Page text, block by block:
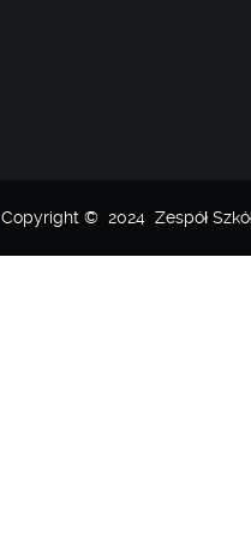
Copyright © 2024 Zespół